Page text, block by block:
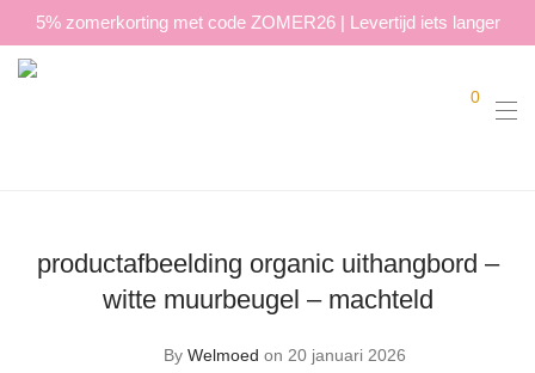
5% zomerkorting met code ZOMER26 | Levertijd iets langer
0
productafbeelding organic uithangbord –
witte muurbeugel – machteld
By Welmoed on 20 januari 2026